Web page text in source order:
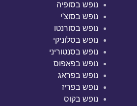
נופש בסופיה
נופש בסוצ'י
נופש בסורנטו
נופש בסלוניקי
נופש בסנטוריני
נופש בפאפוס
נופש בפראג
נופש בפריז
נופש בקוס